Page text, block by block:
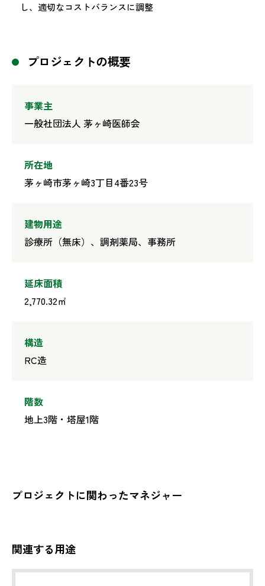
し、適切なコストバランスに調整
プロジェクトの概要
事業主
一般社団法人 茅ヶ崎医師会
所在地
茅ヶ崎市茅ヶ崎3丁目4番23号
建物用途
診療所（無床）、調剤薬局、事務所
延床面積
2,770.32㎡
構造
RC造
階数
地上3階・塔屋1階
プロジェクトに関わったマネジャー
関連する用途